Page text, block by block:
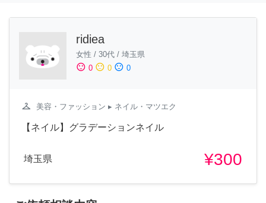
ridiea
女性 / 30代 / 埼玉県
sentiment_satisfied 0 sentiment_neutral 0 sentiment_dissatisfied 0
checkroom 美容・ファッション ▸ ネイル・マツエク
【ネイル】グラデーションネイル
埼玉県 ¥300